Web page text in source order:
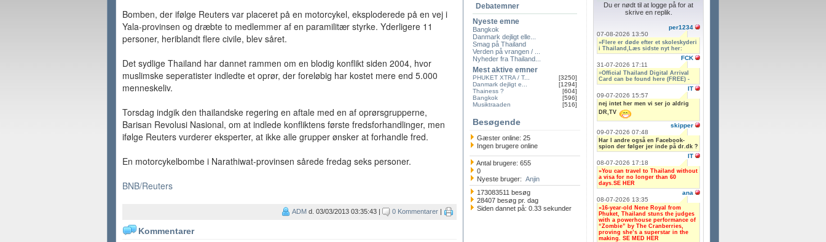
Bomben, der ifølge Reuters var placeret på en motorcykel, eksploderede på en vej i
Yala-provinsen og dræbte to medlemmer af en paramilitær styrke. Yderligere 11
personer, heriblandt flere civile, blev såret.
Det sydlige Thailand har dannet rammen om en blodig konflikt siden 2004, hvor
muslimske seperatister indledte et oprør, der foreløbig har kostet mere end 5.000
menneskeliv.
Torsdag indgik den thailandske regering en aftale med en af oprørsgrupperne,
Barisan Revolusi Nasional, om at indlede konfliktens første fredsforhandlinger, men
ifølge Reuters vurderer eksperter, at ikke alle grupper ønsker at forhandle fred.
En motorcykelbombe i Narathiwat-provinsen sårede fredag seks personer.
BNB/Reuters
ADM d. 03/03/2013 03:35:43 | 0 Kommentarer |
Kommentarer
Debatemner
Nyeste emne
Bangkok
Danmark dejligt elle...
Smag på Thailand
Verden på vrangen / ...
Nyheder fra Thailand...
Mest aktive emner
PHUKET XTRA / T...
[3250]
Danmark dejligt e...
[1294]
Thainess ?
[604]
Bangkok
[596]
Musiktraaden
[516]
Besøgende
Gæster online: 25
Ingen brugere online
Antal brugere: 655
0
Nyeste bruger: Anjin
173083511 besøg
28407 besøg pr. dag
Siden dannet på: 0.33 sekunder
Du er nødt til at logge på for at
skrive en replik.
per1234
07-08-2026 13:50
»Flere er døde efter et skoleskyderi
i Thailand,Læs sidste nyt her:
FCK
31-07-2026 17:11
»Official Thailand Digital Arrival
Card can be found here (FREE) -
IT
09-07-2026 15:57
nej intet her men vi ser jo aldrig
DR,TV
skipper
09-07-2026 07:48
Har I andre også en Facebook-
spion der følger jer inde på dr.dk ?
IT
08-07-2026 17:18
»You can travel to Thailand without
a visa for no longer than 60
days.SE HER
ana
08-07-2026 13:35
»16-year-old Nene Royal from
Phuket, Thailand stuns the judges
with a powerhouse performance of
“Zombie” by The Cranberries,
proving she’s a superstar in the
making. SE MED HER